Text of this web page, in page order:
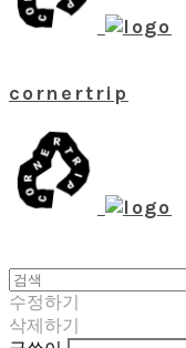
cornertrip
수정하기
삭제하기